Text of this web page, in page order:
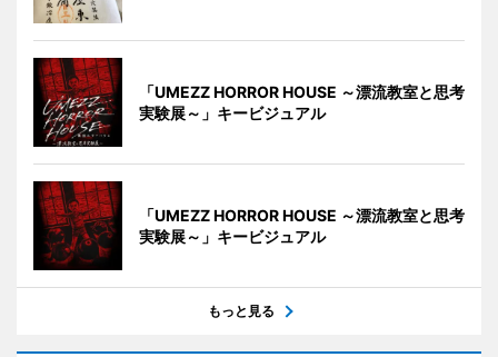
「UMEZZ HORROR HOUSE ～漂流教室と思考
実験展～」キービジュアル
「UMEZZ HORROR HOUSE ～漂流教室と思考
実験展～」キービジュアル
もっと見る